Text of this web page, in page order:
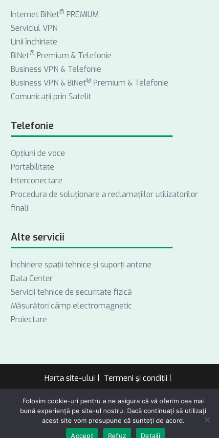
Internet BiNet® PREMIUM
Serviciul VPN
Linii închiriate
BiNet® Premium & Telefonie
Business VPN & Telefonie
Business VPN & BiNet® Premium & Telefonie
Comunicații prin Satelit
Telefonie
Opţiuni de voce
Portabilitate
Interconectare
Procedura de soluționare a reclamațiilor utilizatorilor
finali
Alte servicii
Închiriere spații tehnice și suporți antene
Data Center
Servicii tehnice de securitate fizică
Măsurători câmp electromagnetic
Proiectare
Harta site-ului
Termeni și condiții
Politică de confidențialitate
Copyright 2026 by Societatea Națională de Radiocomunicații SA. All
rights reserved.
Folosim cookie-uri pentru a ne asigura că vă oferim cea mai
bună experiență pe site-ul nostru. Dacă continuați să utilizați
acest site vom presupune că sunteți de acord.
Accept
Refuz Detalii